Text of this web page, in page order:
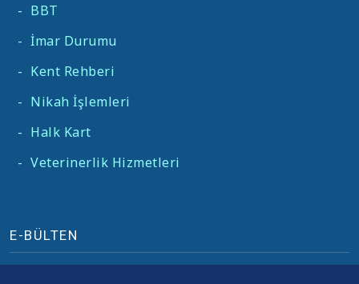
- BBT
- İmar Durumu
- Kent Rehberi
- Nikah İşlemleri
- Halk Kart
- Veterinerlik Hizmetleri
E-BÜLTEN